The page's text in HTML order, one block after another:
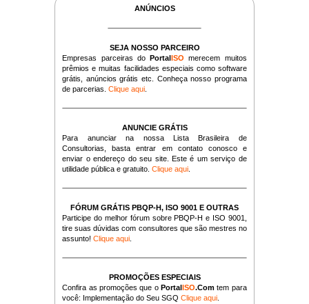
ANÚNCIOS
SEJA NOSSO PARCEIRO
Empresas parceiras doPortalISO merecem muitos
prêmios e muitas facilidades especiais como software
grátis, anúncios grátis etc. Conheça nosso programa
de parcerias.Clique aqui
ANUNCIE GRÁTIS
Para anunciar na nossa Lista Brasileira de
Consultorias, basta entrar em contato conosco e
enviar o endereço do seu site. Este é um serviço de
utilidade pública e gratuito.Clique aqui
FÓRUM GRÁTIS PBQP-H, ISO 9001 E OUTRAS
Participe do melhor fórum sobre PBQP-H e ISO 9001,
tire suas dúvidas com consultores que são mestres no
assunto!Clique aqui
PROMOÇÕES ESPECIAIS
Confira as promoções que oPortalISO.Com tem para
você: Implementação do Seu SGQClique aqui